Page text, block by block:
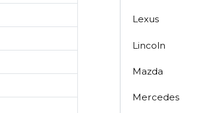
Lexus
Lincoln
Mazda
Mercedes